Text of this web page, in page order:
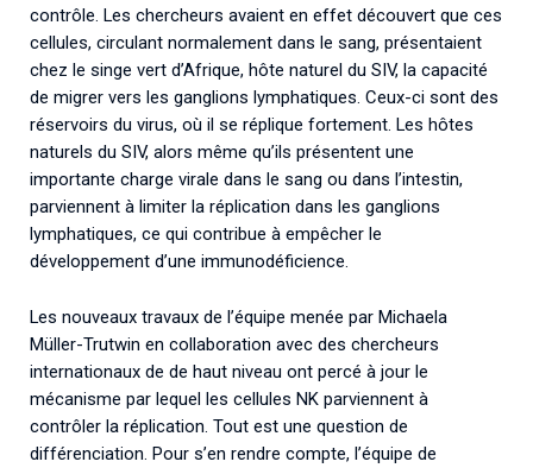
contrôle. Les chercheurs avaient en effet découvert que ces
cellules, circulant normalement dans le sang, présentaient
chez le singe vert d’Afrique, hôte naturel du SIV, la capacité
de migrer vers les ganglions lymphatiques. Ceux-ci sont des
réservoirs du virus, où il se réplique fortement. Les hôtes
naturels du SIV, alors même qu’ils présentent une
importante charge virale dans le sang ou dans l’intestin,
parviennent à limiter la réplication dans les ganglions
lymphatiques, ce qui contribue à empêcher le
développement d’une immunodéficience.
Les nouveaux travaux de l’équipe menée par Michaela
Müller-Trutwin en collaboration avec des chercheurs
internationaux de de haut niveau ont percé à jour le
mécanisme par lequel les cellules NK parviennent à
contrôler la réplication. Tout est une question de
différenciation. Pour s’en rendre compte, l’équipe de